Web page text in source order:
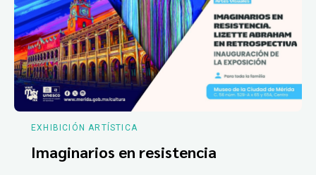
EXHIBICIÓN ARTÍSTICA
Imaginarios en resistencia